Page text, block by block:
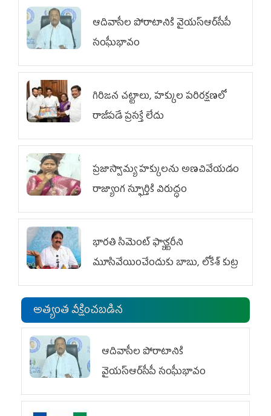
ఆదివాసీల పోరాటానికి వైయ‌స్ఆర్‌సీపీ
సంఘీభావం
గిరిజన చట్టాలు, హక్కుల పరిరక్షణలో
రాజీపడే ప్రసక్తే లేదు
ప్రజాస్వామ్య హక్కులను అణచివేయడం
రాజ్యాంగ స్ఫూర్తికి విరుద్ధం
భారతి సిమెంట్ ఫ్యాక్టరీని
మూసివేయించేందుకు బాబు, లోకేశ్ కుట్ర
అత్యంత వీక్షించబడిన
ఆదివాసీల పోరాటానికి
వైయ‌స్ఆర్‌సీపీ సంఘీభావం